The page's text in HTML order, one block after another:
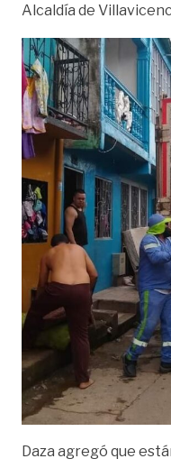
Alcaldía de
Daza agregó que